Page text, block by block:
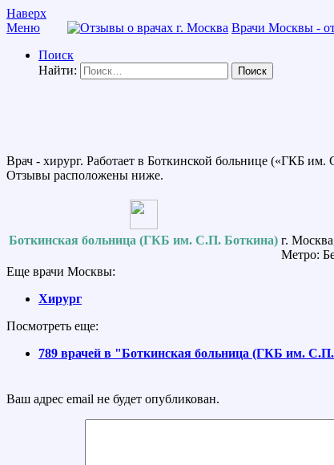
Наверх
Меню
Врачи Москвы -
Поиск
Найти:
Врач - хирург. Работает в Боткинской больнице («ГКБ
Отзывы расположены ниже.
Боткинская больница (ГКБ им. С.П. Боткина) г.
Метро:
Еще врачи Москвы:
Хирург
Посмотреть еще:
789 врачей в "Боткинская больница (ГКБ им.
Ваш адрес email не будет опубликован.